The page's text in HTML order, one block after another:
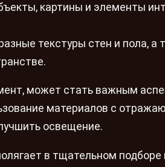
картины и элементы
текстуры стен и пола, а
может стать важным
материалов с
освещение.
в тщательном